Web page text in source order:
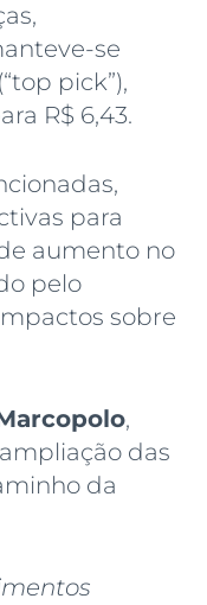
se
pick”),
R$ 6,43.
para
aumento no
pelo
sobre
,
das
da